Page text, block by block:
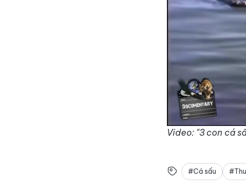
Video: "3 con cá
#Cá sấu